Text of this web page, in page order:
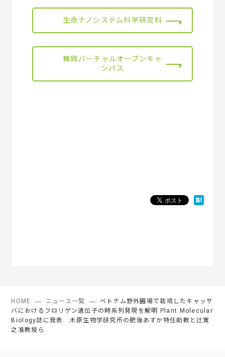
生命ナノシステム科学研究科
舞岡バーチャルオープンキャ
ンパス
HOME ニュース一覧
ベトナム野外圃場で栽培したキャッサ
バにおけるフロリゲン遺伝子の時系列発現を解明 Plant Molecular
Biology誌に発表 木原生物学研究所の肥後あすか特任助教と辻寛
之准教授ら